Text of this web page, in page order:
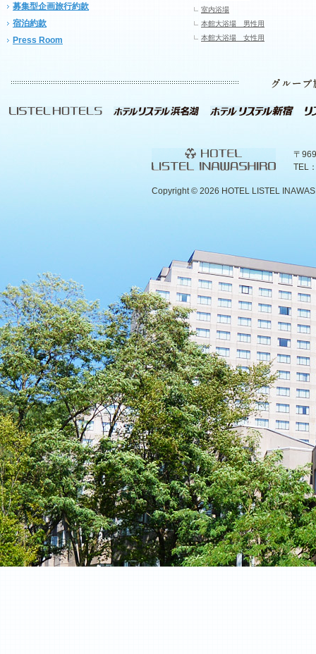
募集型企画旅行約款
宿泊約款
Press Room
室内浴場
本館大浴場 男性用
本館大浴場 女性用
〒
TEL
Copyright © 2026 HOTEL LISTEL